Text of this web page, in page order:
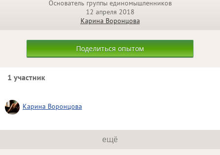
Основатель группы единомышленников
12 апреля 2018
Карина Воронцова
Поделиться опытом
1 участник
Карина Воронцова
ещё